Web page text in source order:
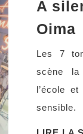
A
Oima
Les 7
scène la
l’école
sensible.